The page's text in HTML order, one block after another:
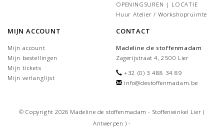
OPENINGSUREN | LOCATIE
Huur Atelier / Workshopruimte
MIJN ACCOUNT
Mijn account
Mijn bestellingen
Mijn tickets
Mijn verlanglijst
CONTACT
Madeline de stoffenmadam
Zagerijstraat 4, 2500 Lier
+32 (0) 3 488 34 89
info@destoffenmadam.be
© Copyright 2026 Madeline de stoffenmadam - Stoffenwinkel Lier (
Antwerpen ) -